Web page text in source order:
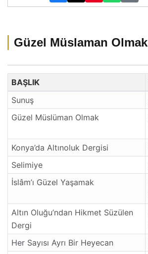
Güzel Müslaman Olmak
BAŞLIK
Sunuş
Güzel Müslüman Olmak
Konya’da Altınoluk Dergisi
Selimiye
İslâm’ı Güzel Yaşamak
Altın Oluğu’ndan Hikmet Süzülen
Dergi
Her Sayısı Ayrı Bir Heyecan